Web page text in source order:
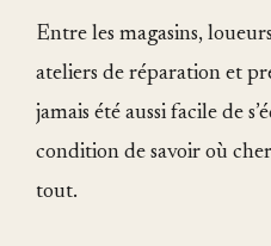
Entre les magasins,
ateliers de réparation et
jamais été aussi facile de
condition de savoir où
tout.